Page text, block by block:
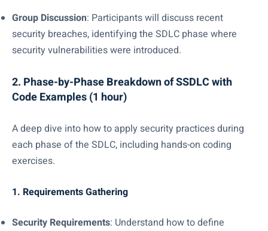
Group Discussion: Participants will discuss recent
security breaches, identifying the SDLC phase where
security vulnerabilities were introduced.
2. Phase-by-Phase Breakdown of SSDLC with
Code Examples (1 hour)
A deep dive into how to apply security practices during
each phase of the SDLC, including hands-on coding
exercises.
1. Requirements Gathering
Security Requirements: Understand how to define